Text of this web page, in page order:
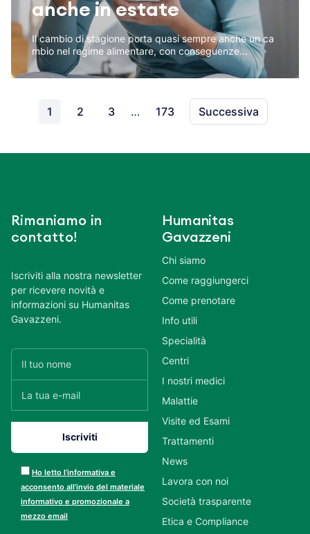
anche in estate
Il cambio di stagione porta quasi sempre anche un ca
mbio nel regime alimentare, con conseguenze...
1 2 3 … 173 Successiva
Rimaniamo in
contatto!
Iscriviti alla nostra newsletter
per ricevere novità e
informazioni su Humanitas
Gavazzeni.
Ho letto l’informativa e
acconsento all’invio del materiale
informativo e promozionale a
mezzo email
Humanitas
Gavazzeni
Chi siamo
Come raggiungerci
Come prenotare
Info utili
Specialità
Centri
I nostri medici
Malattie
Visite ed Esami
Trattamenti
News
Lavora con noi
Società trasparente
Etica e Compliance